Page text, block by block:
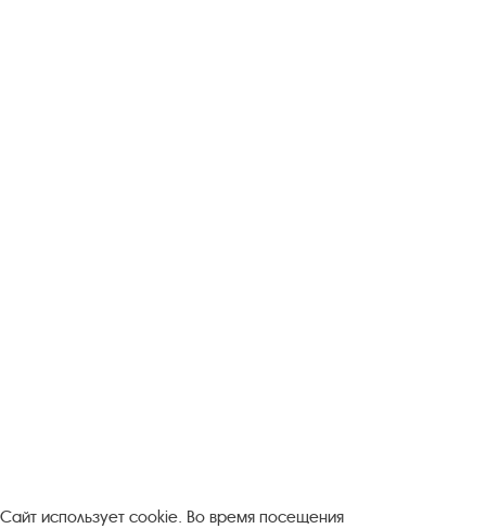
Сайт использует cookie. Во время посещения